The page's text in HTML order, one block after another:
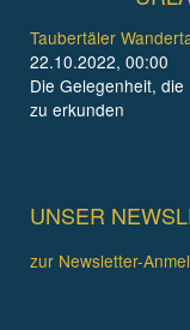
Taubertäler
22.10.2022, 00:00
Die Gelegenheit,
zu erkunden
UNSER
zur Newsletter-